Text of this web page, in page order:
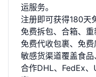
运服务。
注册即可获得180天
免费拆包、合箱、
免费代收包裹、免
敏感货渠道覆盖食
合作DHL、FedEx